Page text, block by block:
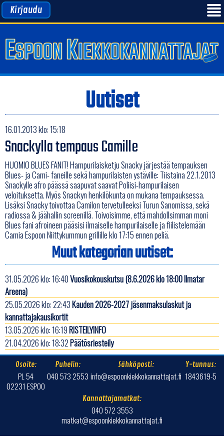
Kirjaudu
Uutiset
16.01.2013 klo: 15:18
Snackylla tempaus Camille
HUOMIO BLUES FANIT! Hampurilaisketju Snacky järjestää tempauksen
Blues- ja Cami- faneille sekä hampurilaisten ystäville: Tiistaina 22.1.2013
Snackylle afro päässä saapuvat saavat Poliisi-hampurilaisen
veloituksetta. Myös Snackyn henkilökunta on mukana tempauksessa.
Lisäksi Snacky toivottaa Camilon tervetulleeksi Turun Sanomissa, sekä
radiossa & jäähallin screenillä. Toivoisimme, että mahdollsimman moni
Blues fani afroineen pääsisi ilmaiselle hampurilaiselle ja fiilistelemään
Camia Espoon Niittykummun grillille klo 17:15 ennen peliä.
Muut kategorian uutiset:
31.05.2026 klo: 16:40Vuosikokouskutsu (8.6.2026 klo 18:00 Ilmatar
Areena)
25.05.2026 klo: 22:43Kauden 2026-2027 jäsenmaksulaskut ja
kannattajakausikortit
13.05.2026 klo: 16:19RISTEILYINFO
21.04.2026 klo: 18:32Päätösriesteily
Osoite:
PL 54
02231 ESPOO
Puhelin:
040 573 2553
Sähköposti:
info@espoonkiekkokannattajat.fi
Y-tunnus:
1843619-5
Kannattajamatkat:
040 572 3553
matkat@espoonkiekkokannattajat.fi